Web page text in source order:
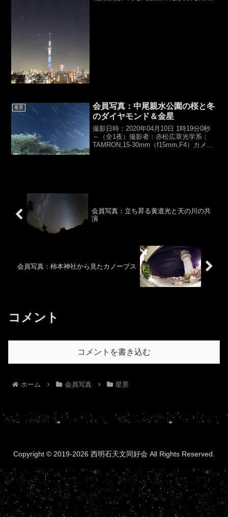
星景
会員写真：中尾親水公園の桜と冬
のダイヤモンド＆金星
撮影日時：2020年04月10日 1時19分0秒
～（全1夜）撮影者：赤松広章光学系：
TAMRON,15-30mm（f15mm,F4）カメ
会員写真：立ち昇る黄道光と天の川の共
演
会員写真：柿本神社から見たカノープス
コメント
コメントを書き込む
ホーム 会員写真 星景
Copyright © 2019-2026 西明石天文同好会 All Rights Reserved.